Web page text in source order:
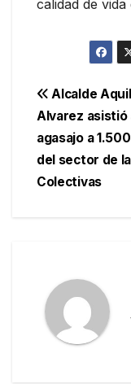
calidad de
de
Alcalde
Alvarez asistió
agasajo a
del sector de
Colectivas